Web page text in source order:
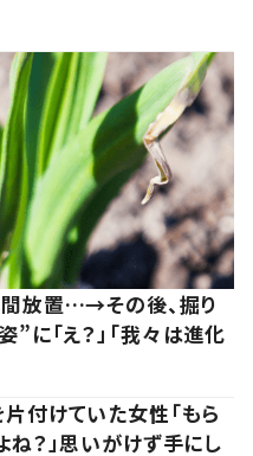
放置…→その後、掘り
「え？」「我々は進化
付けていた女性「もら
ね？」思いがけず手にし